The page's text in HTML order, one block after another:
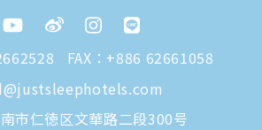
FAX：+886 62661058
市仁徳区文華路二段300号